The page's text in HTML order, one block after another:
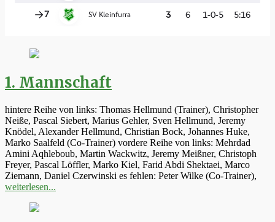
1. Mannschaft
hintere Reihe von links: Thomas Hellmund (Trainer), Christopher
Neiße, Pascal Siebert, Marius Gehler, Sven Hellmund, Jeremy
Knödel, Alexander Hellmund, Christian Bock, Johannes Huke,
Marko Saalfeld (Co-Trainer) vordere Reihe von links: Mehrdad
Amini Aqhleboub, Martin Wackwitz, Jeremy Meißner, Christoph
Freyer, Pascal Löffler, Marko Kiel, Farid Abdi Shektaei, Marco
Ziemann, Daniel Czerwinski es fehlen: Peter Wilke (Co-Trainer),
weiterlesen...